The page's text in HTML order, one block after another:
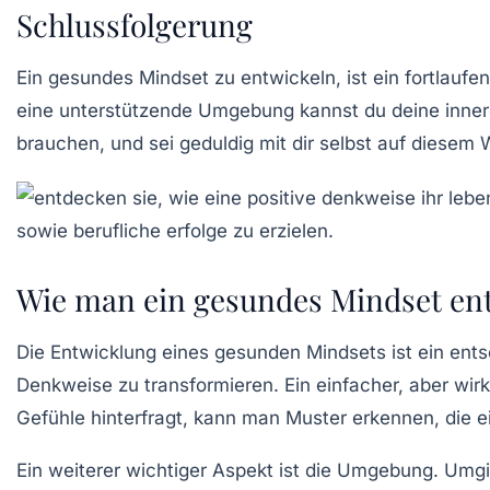
Schlussfolgerung
Ein gesundes Mindset zu entwickeln, ist ein
eine unterstützende Umgebung kannst du deine
brauchen, und sei geduldig mit dir selbst auf diesem
Wie man ein gesundes Mindset
Die Entwicklung eines gesunden Mindsets ist ein
Denkweise zu transformieren. Ein einfacher, aber
Gefühle hinterfragt, kann man Muster erkennen, die
Ein weiterer wichtiger Aspekt ist die Umgebung.